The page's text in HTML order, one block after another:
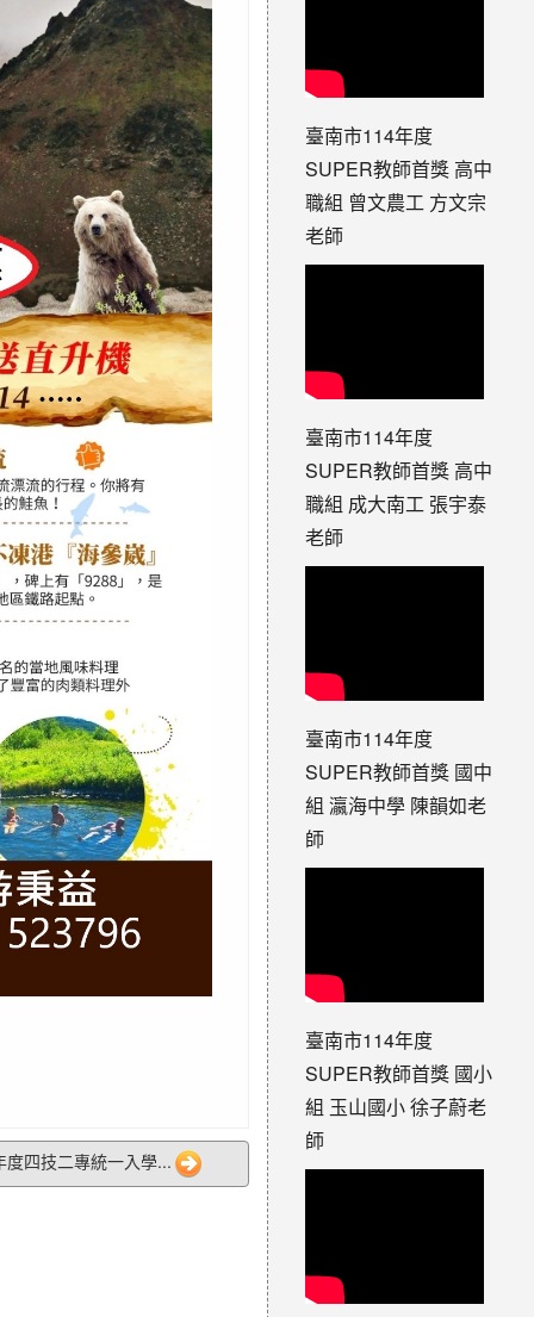
四技二專統一入學...
臺南市114年度
SUPER教師首獎 高中
職組 曾文農工 方文宗
老師
臺南市114年度
SUPER教師首獎 高中
職組 成大南工 張宇泰
老師
臺南市114年度
SUPER教師首獎 國中
組 瀛海中學 陳韻如老
師
臺南市114年度
SUPER教師首獎 國小
組 玉山國小 徐子蔚老
師